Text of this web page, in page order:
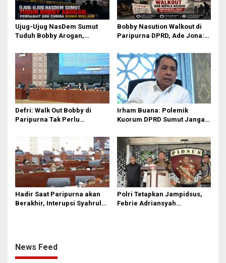
Ujug-Ujug NasDem Sumut
Tuduh Bobby Arogan,
Reklame
Bobby Nasution Walkout di
Paripurna DPRD, Ade Jona:
Boleh Terbuang Sia-sia
Defri: Walk Out Bobby di
Paripurna Tak Perlu
Kourum
Irham Buana: Polemik
Kuorum DPRD Sumut Jangan
Internal
Hadir Saat Paripurna akan
Berakhir, Interupsi Syahrul
Polri Tetapkan Jampidsus,
Febrie Adriansyah
News Feed